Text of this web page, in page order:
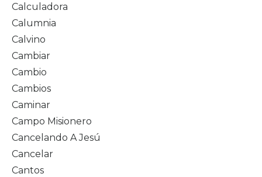
Calculadora
Calumnia
Calvino
Cambiar
Cambio
Cambios
Caminar
Campo Misionero
Cancelando A Jesú
Cancelar
Cantos